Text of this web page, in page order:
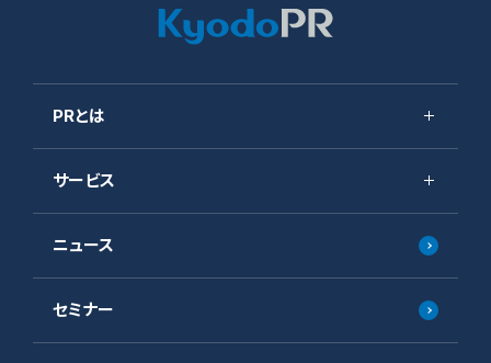
PRとは
サステナビリティ方針
PRの根幹：メディアリレーションズとは
PR会社と広告会社の違いとは？
サービス
サービス
広報・PRコンサルティング
ニュース
セミナー